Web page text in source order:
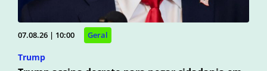
07.08.26 | 10:00 Geral
Trump